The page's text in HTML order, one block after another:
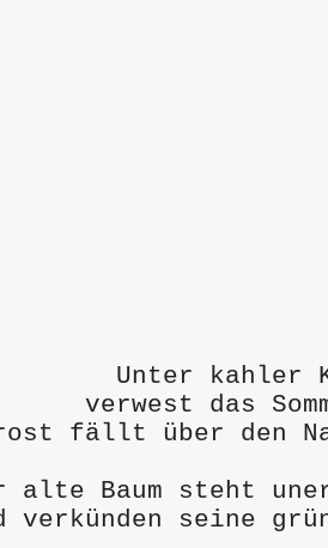
Unter kahler
verwest das
fällt über den
alte Baum steht
verkünden seine